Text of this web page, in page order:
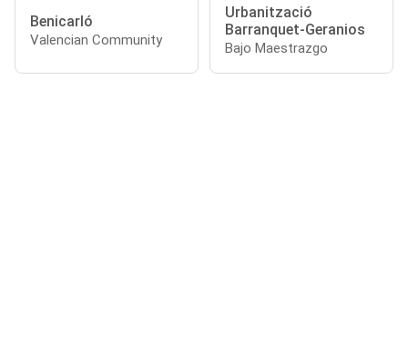
Benicarló
Valencian Community
Urbanització
Barranquet-Geranios
Bajo Maestrazgo